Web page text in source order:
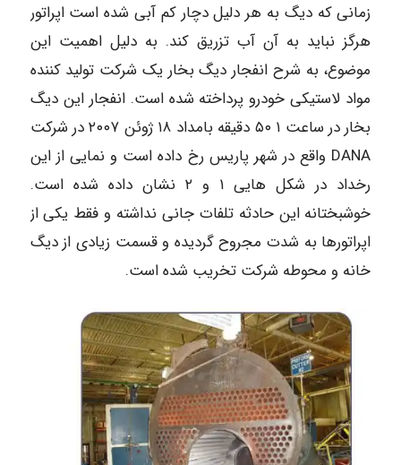
زمانی که دیگ به هر دلیل دچار کم آبی شده است اپراتور
هرگز نباید به آن آب تزریق کند. به دلیل اهمیت این
موضوع، به شرح انفجار دیگ بخار یک شرکت تولید کننده
مواد لاستیکی خودرو پرداخته شده است. انفجار این دیگ
بخار در ساعت ۱ ۵۰ دقیقه بامداد ۱۸ ژوئن ۲۰۰۷ در شرکت
DANA واقع در شهر پاریس رخ داده است و نمایی از این
رخداد در شکل هایی ۱ و ۲ نشان داده شده است.
خوشبختانه این حادثه تلفات جانی نداشته و فقط یکی از
اپراتورها به شدت مجروح گردیده و قسمت زیادی از دیگ
خانه و محوطه شرکت تخریب شده است.